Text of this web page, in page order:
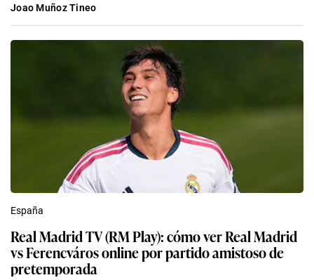
Joao Muñoz Tineo
España
Real Madrid TV (RM Play): cómo ver Real Madrid
vs Ferencváros online por partido amistoso de
pretemporada